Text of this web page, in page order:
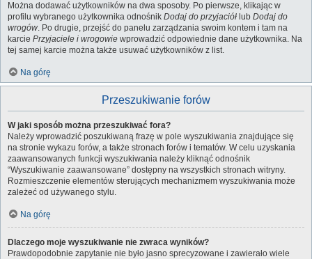
Można dodawać użytkowników na dwa sposoby. Po pierwsze, klikając w
profilu wybranego użytkownika odnośnik Dodaj do przyjaciół lub Dodaj do
wrogów. Po drugie, przejść do panelu zarządzania swoim kontem i tam na
karcie Przyjaciele i wrogowie wprowadzić odpowiednie dane użytkownika. Na
tej samej karcie można także usuwać użytkowników z list.
Na górę
Przeszukiwanie forów
W jaki sposób można przeszukiwać fora?
Należy wprowadzić poszukiwaną frazę w pole wyszukiwania znajdujące się
na stronie wykazu forów, a także stronach forów i tematów. W celu uzyskania
zaawansowanych funkcji wyszukiwania należy kliknąć odnośnik
“Wyszukiwanie zaawansowane” dostępny na wszystkich stronach witryny.
Rozmieszczenie elementów sterujących mechanizmem wyszukiwania może
zależeć od używanego stylu.
Na górę
Dlaczego moje wyszukiwanie nie zwraca wyników?
Prawdopodobnie zapytanie nie było jasno sprecyzowane i zawierało wiele